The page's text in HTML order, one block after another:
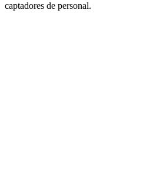
captadores de personal.